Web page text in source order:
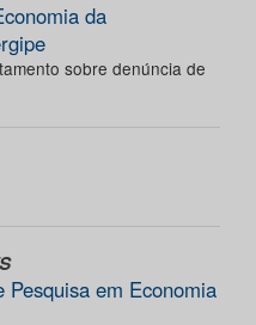
da
sobre denúncia de
Pesquisa em Economia